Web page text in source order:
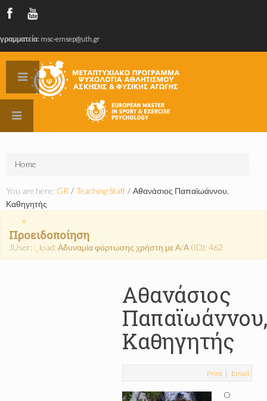
γραμματεία: msc-emsep@uth.gr
Home
You are here: GR / Teaching Staff / Αθανάσιος Παπαϊωάννου,
Καθηγητής
×
Προειδοποίηση
JUser: :_load: Αδυναμία φόρτωσης χρήστη με Α/Α (ID): 462
Αθανάσιος
Παπαϊωάννου,
Καθηγητής
Print Email
O